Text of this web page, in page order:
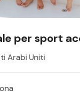
per sport
Arabi Uniti